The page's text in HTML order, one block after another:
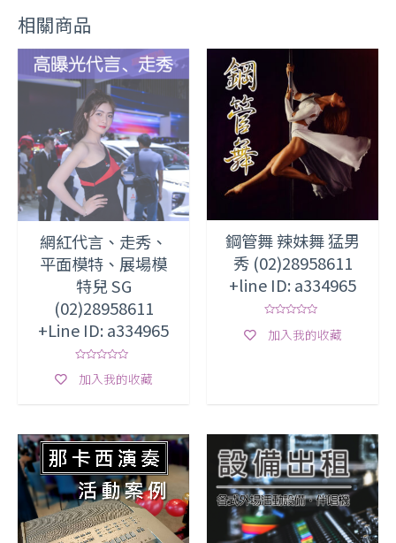
相關商品
網紅代言、走秀、
平面模特、展場模
特兒 SG
(02)28958611
+Line ID: a334965
分
加入我的收藏
鋼管舞 辣妹舞 猛男
秀 (02)28958611
+line ID: a334965
分
0
加入我的收藏